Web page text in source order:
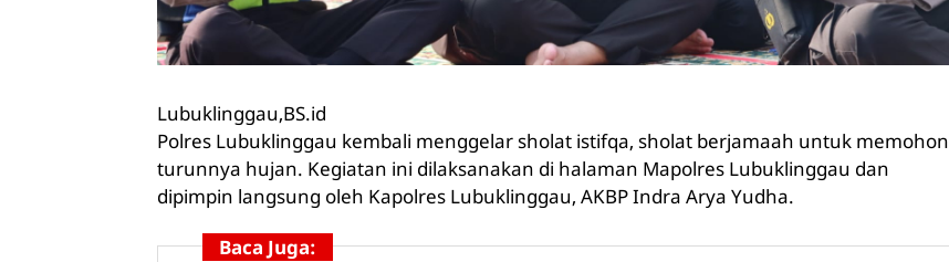
Lubuklinggau,BS.id
Polres Lubuklinggau kembali menggelar sholat istifqa, sholat berjamaah untuk memohon
turunnya hujan. Kegiatan ini dilaksanakan di halaman Mapolres Lubuklinggau dan
dipimpin langsung oleh Kapolres Lubuklinggau, AKBP Indra Arya Yudha.
Baca Juga: